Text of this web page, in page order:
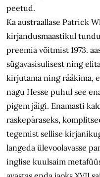
peetud.
Ka austraallase Patrick
kirjandusmaastikul
preemia võitmist 1973.
sügavasisulisest ning
kirjutama ning rääkima,
nagu Hesse puhul see
pigem jäigi. Enamasti
raskepäraseks,
tegemist sellise
langeda ülevoolavasse
inglise kuulsaim